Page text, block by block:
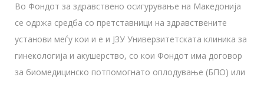
Во Фондот за здравствено осигурување на Македонија
се одржа средба со претставници на здравствените
установи меѓу кои и е и ЈЗУ Универзитетската клиника за
гинекологија и акушерство, со кои Фондот има договор
за биомедицинско потпомогнато оплодување (БПО) или